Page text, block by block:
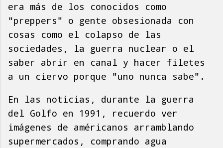
era más de los conocidos como
"preppers" o gente obsesionada con
cosas como el colapso de las
sociedades, la guerra nuclear o el
saber abrir en canal y hacer filetes
a un ciervo porque "uno nunca sabe".
En las noticias, durante la guerra
del Golfo en 1991, recuerdo ver
imágenes de américanos arramblando
supermercados, comprando agua